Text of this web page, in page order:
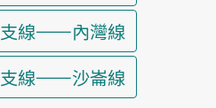
支線——內灣線
支線——沙崙線